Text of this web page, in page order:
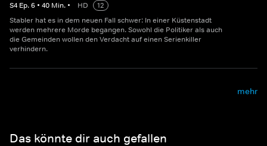
S4 Ep.6 • 40 Min. • HD
12
Stabler hat es in dem neuen Fall schwer: In einer Küstenstadt
werden mehrere Morde begangen. Sowohl die Politiker als auch
die Gemeinden wollen den Verdacht auf einen Serienkiller
verhindern.
mehr
Das könnte dir auch gefallen